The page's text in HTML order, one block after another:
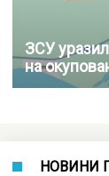
ЗСУ
на
НОВИНИ